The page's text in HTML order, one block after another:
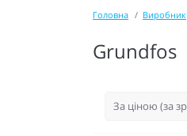
Головна Виробник
Grundfos